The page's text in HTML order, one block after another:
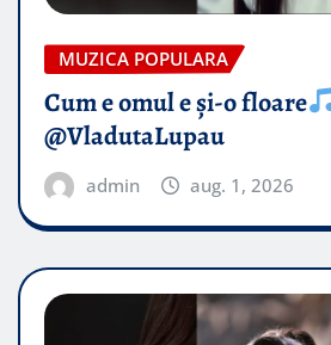
MUZICA POPULARA
Cum e omul e și-o floare
@VladutaLupau
admin aug. 1, 2026